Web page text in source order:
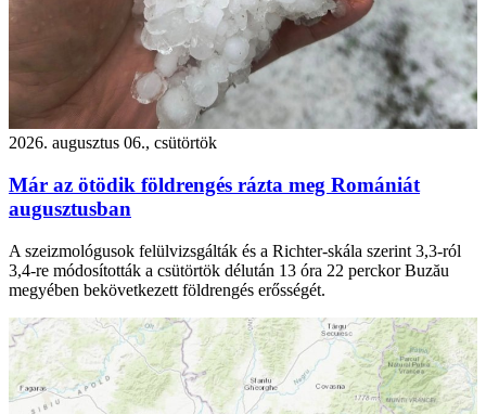
2026. augusztus 06., csütörtök
Már az ötödik földrengés rázta meg Romániát
augusztusban
A szeizmológusok felülvizsgálták és a Richter-skála szerint 3,3-ról
3,4-re módosították a csütörtök délután 13 óra 22 perckor Buzău
megyében bekövetkezett földrengés erősségét.